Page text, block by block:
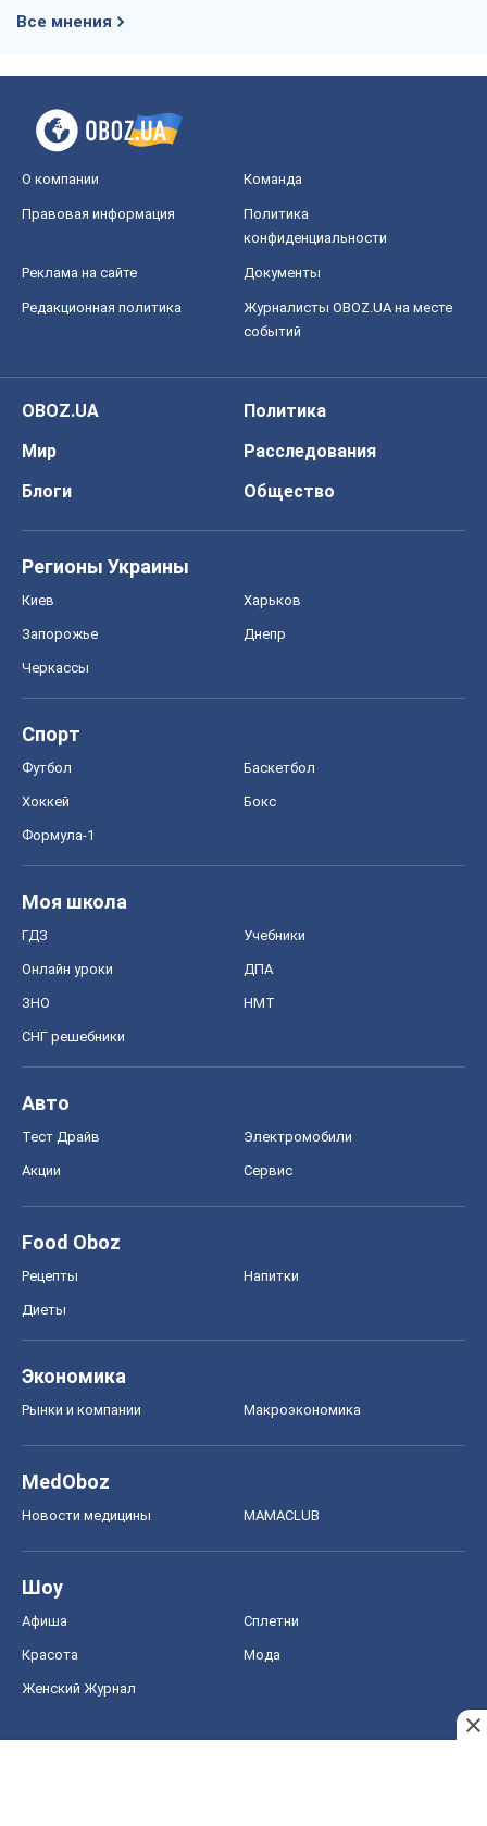
Все мнения
О компании Команда
Правовая информация
Политика
конфиденциальности
Реклама на сайте Документы
Редакционная политика
Журналисты OBOZ.UA на месте
событий
OBOZ.UA
Политика
Мир
Расследования
Блоги
Общество
Регионы Украины
Киев Харьков
Запорожье Днепр
Черкассы
Спорт
Футбол Баскетбол
Хоккей Бокс
Формула-1
Моя школа
ГДЗ Учебники
Онлайн уроки ДПА
ЗНО НМТ
СНГ решебники
Авто
Тест Драйв Электромобили
Акции Сервис
Food Oboz
Рецепты Напитки
Диеты
Экономика
Рынки и компании Mакроэкономика
MedOboz
Новости медицины MAMACLUB
Шоу
Афиша Сплетни
Красота Мода
Женский Журнал